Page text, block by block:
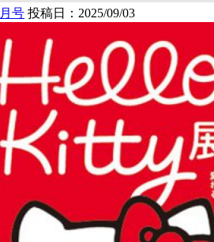
号 投稿日：2025/09/03